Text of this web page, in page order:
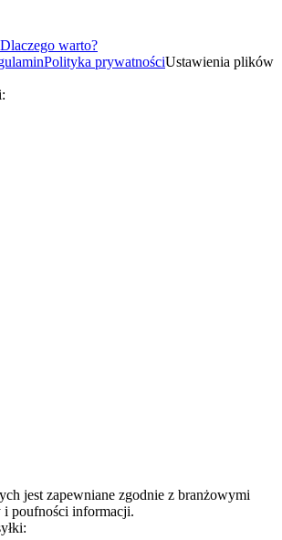
Dlaczego warto?
Polityka prywatnościUstawienia plików
jest zapewniane zgodnie z branżowymi
i poufności informacji.